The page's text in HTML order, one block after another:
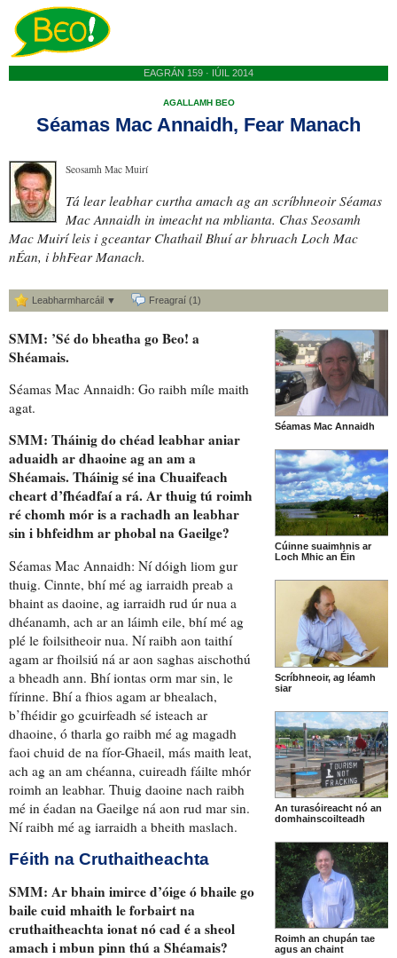
EAGRÁN 159 · IÚIL 2014
AGALLAMH BEO
Séamas Mac Annaidh, Fear Manach
Seosamh Mac Muirí
Tá lear leabhar curtha amach ag an scríbhneoir Séamas
Mac Annaidh in imeacht na mblianta. Chas Seosamh
Mac Muirí leis i gceantar Chathail Bhuíar bhruach Loch Mac
nÉan, i bhFear Manach.
Leabharmharcáil ▼ Freagraí (1)
Séamas Mac Annaidh
Cúinne suaimhnis ar
Loch Mhic an Éin
Scríbhneoir, ag léamh
siar
An turasóireacht nó an
domhainscoilteadh
Roimh an chupán tae
agus an chaint
SMM: ’Sé do bheatha goBeo! a
Shéamais.
Séamas Mac Annaidh: Go raibh míle maith
agat.
SMM: Tháinig do chéad leabharaniar
aduaidh ar dhaoineag an am a
Shéamais. Tháinig séina Chuaifeach
cheartd’fhéadfaí a rá. Ar thuig tú roimh
ré chomh mór is a rachadh an leabhar
sin i bhfeidhm arphobal na Gaeilge?
Séamas Mac Annaidh: Ní dóigh liom gur
thuig. Cinnte, bhí mé ag iarraidh preab a
bhaint as daoine, ag iarraidh rud úr nua a
dhéanamh, ach ar an láimh eile, bhí mé ag
plé le foilsitheoir nua. Ní raibh aon taithí
agam ar fhoilsiú ná ar aon saghas aischothú
a bheadh ann. Bhí iontas orm mar sin, le
fírinne. Bhí a fhios agam ar bhealach,
b’fhéidir go gcuirfeadh sé isteach ar
dhaoine, ó tharla go raibh mé ag magadh
faoi chuid de na fíor-Ghaeil, más maith leat,
ach ag an am chéanna, cuireadh fáilte mhór
roimh an leabhar. Thuig daoine nach raibh
mé in éadan na Gaeilge ná aon rud mar sin.
Ní raibh mé ag iarraidh a bheith maslach.
Féith na Cruthaitheachta
SMM: Ar bhain imirce d’óigeó bhaile go
bailecuid mhaith le forbairt na
cruthaitheachta ionatnó cad é a sheol
amach i mbun pinn thú a Shéamais?